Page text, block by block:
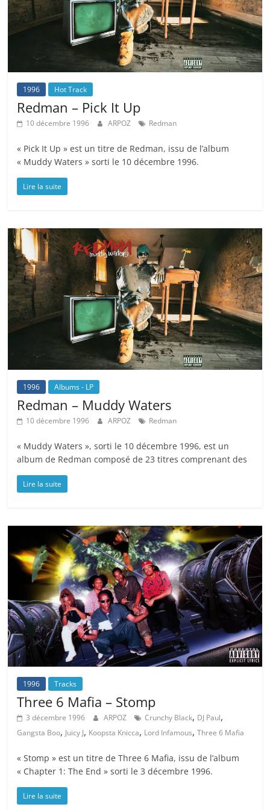
1996 Hot Track
Redman – Pick It Up
10 décembre 1996 ARPOZ Redman
« Pick It Up » est un titre de Redman, issu de l’album
« Muddy Waters » sorti le 10 décembre 1996.
Lire la suite
1996 Albums - LP
Redman – Muddy Waters
10 décembre 1996 ARPOZ Redman
« Muddy Waters », sorti le 10 décembre 1996, est un
album de Redman composé de 23 titres comprenant des
Lire la suite
1996 Tracks
Three 6 Mafia – Stomp
3 décembre 1996 ARPOZ Crunchy Black, DJ Paul,
Gangsta Boo, Juicy J, Koopsta Knicca, Lord Infamous,Three 6 Mafia
« Stomp » est un titre de Three 6 Mafia, issu de l’album
« Chapter 1: The End » sorti le 3 décembre 1996.
Lire la suite